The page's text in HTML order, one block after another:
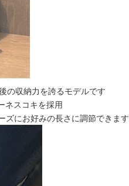
の収納力を誇るモデルです
ネスコキを採用
ズにお好みの長さに調節できます